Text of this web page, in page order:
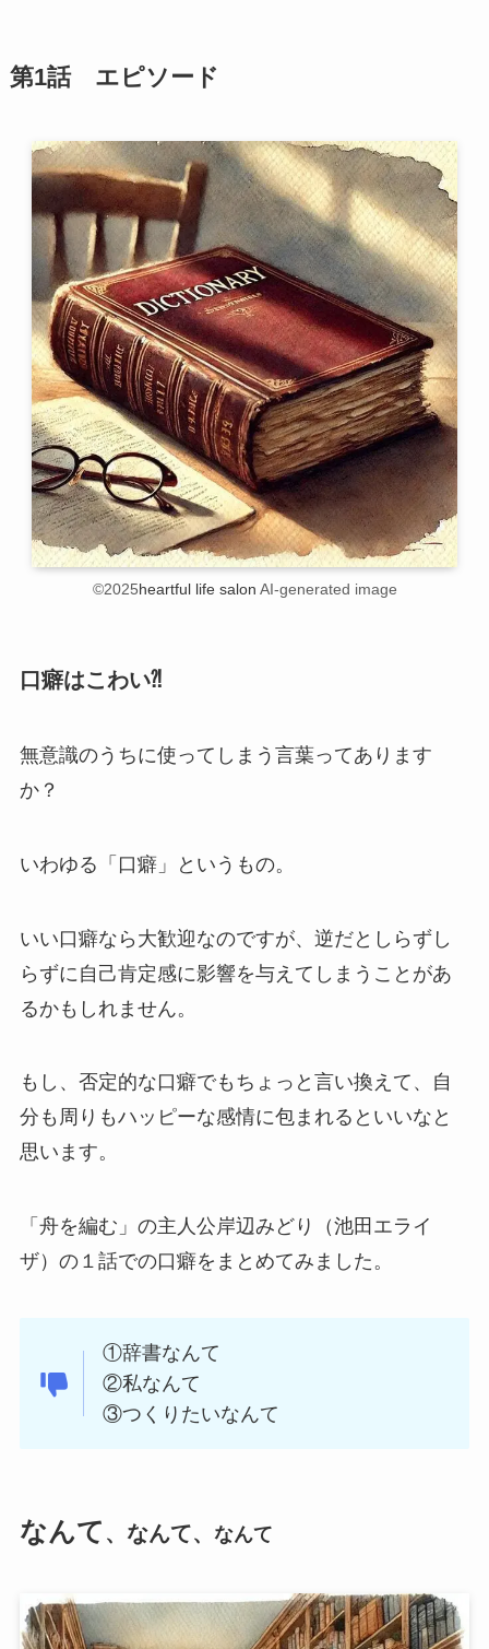
第1話 エピソード
©2025heartful life salon AI-generated image
口癖はこわい⁈
無意識のうちに使ってしまう言葉ってあります
か？
いわゆる「口癖」というもの。
いい口癖なら大歓迎なのですが、逆だとしらずし
らずに自己肯定感に影響を与えてしまうことがあ
るかもしれません。
もし、否定的な口癖でもちょっと言い換えて、自
分も周りもハッピーな感情に包まれるといいなと
思います。
「舟を編む」の主人公岸辺みどり（池田エライ
ザ）の１話での口癖をまとめてみました。
①辞書なんて
②私なんて
③つくりたいなんて
なんて 、なんて、 なんて